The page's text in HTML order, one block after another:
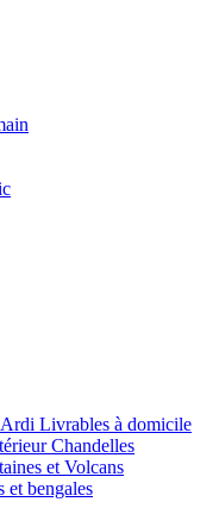
Livrables à domicile
Chandelles
et Volcans
et bengales